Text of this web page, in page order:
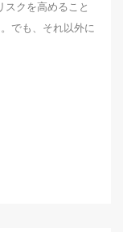
スクを高めること
でも、それ以外に